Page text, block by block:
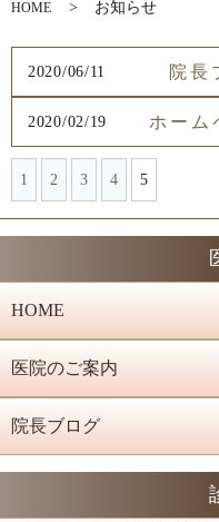
HOME お知らせ
2020/06/11 院長
2020/02/19 ホーム
1 2 3 4 5
HOME
医院のご案内
院長ブログ